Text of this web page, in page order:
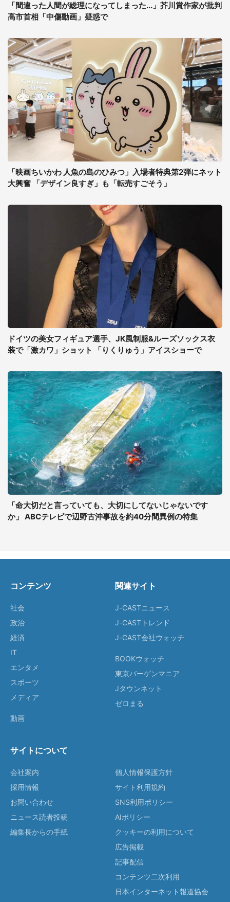
「間違った人間が総理になってしまった...」芥川賞作家が批判
高市首相「中傷動画」疑惑で
「映画ちいかわ 人魚の島のひみつ」入場者特典第2弾にネット
大興奮 「デザイン良すぎ」も「転売すごそう」
ドイツの美女フィギュア選手、JK風制服&ルーズソックス衣
装で「激カワ」ショット 「りくりゅう」アイスショーで
「命大切だと言っていても、大切にしてないじゃないです
か」 ABCテレビで辺野古沖事故を約40分間異例の特集
コンテンツ
社会
政治
経済
IT
エンタメ
スポーツ
メディア
動画
関連サイト
J-CASTニュース
J-CASTトレンド
J-CAST会社ウォッチ
BOOKウォッチ
東京バーゲンマニア
Jタウンネット
ゼロまる
サイトについて
会社案内
採用情報
お問い合わせ
ニュース読者投稿
編集長からの手紙
個人情報保護方針
サイト利用規約
SNS利用ポリシー
AIポリシー
クッキーの利用について
広告掲載
記事配信
コンテンツ二次利用
日本インターネット報道協会